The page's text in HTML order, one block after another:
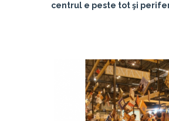
centrul e peste tot şi